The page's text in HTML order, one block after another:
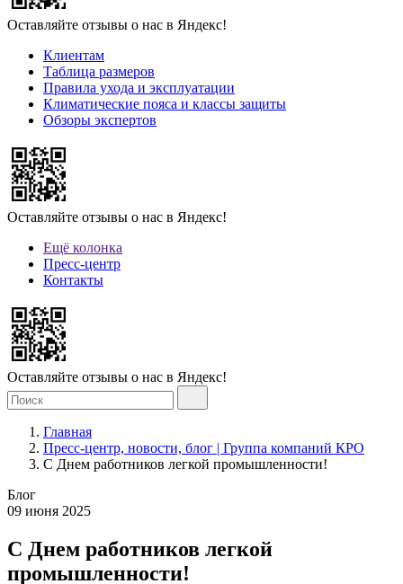
Оставляйте отзывы о нас в Яндекс!
Клиентам
Таблица размеров
Правила ухода и эксплуатации
Климатические пояса и классы защиты
Обзоры экспертов
Оставляйте отзывы о нас в Яндекс!
Ещё колонка
Пресс-центр
Контакты
Оставляйте отзывы о нас в Яндекс!
Главная
Пресс-центр, новости, блог | Группа компаний КРО
С Днем работников легкой промышленности!
Блог
09 июня 2025
С Днем работников легкой
промышленности!